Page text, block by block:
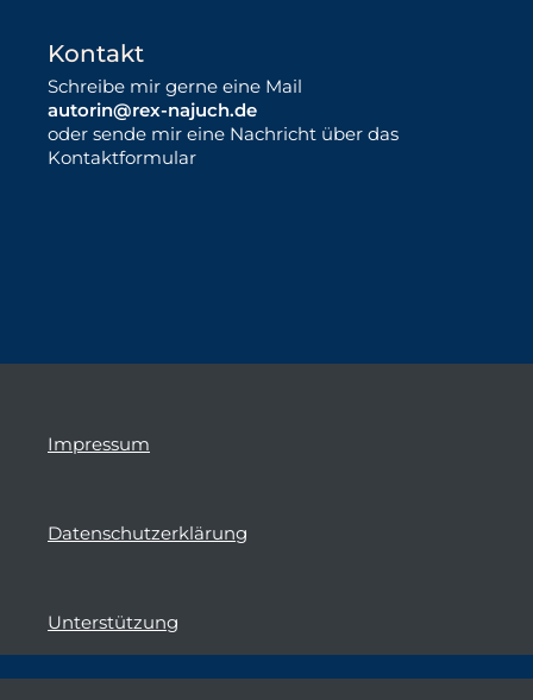
Kontakt
Schreibe mir gerne eine Mail
autorin@rex-najuch.de
oder sende mir eine Nachricht über das
Kontaktformular
Impressum
Datenschutzerklärung
Unterstützung